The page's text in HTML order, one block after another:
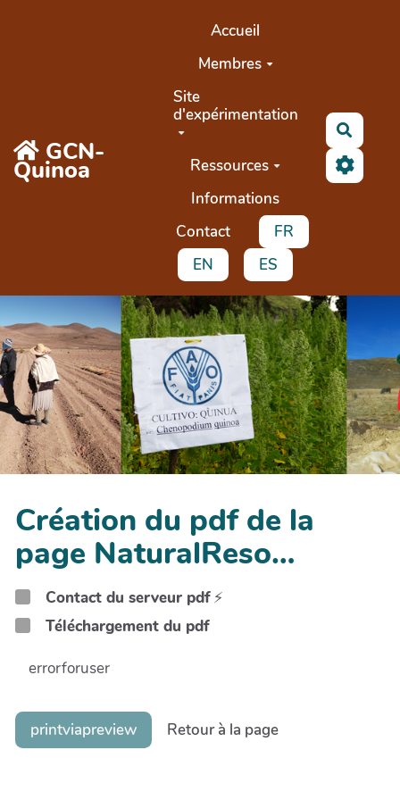
GCN-
Quinoa
Accueil
Membres
Site
d'expérimentation
Ressources
Informations
Contact
FR
EN
ES
Création du pdf de la
page NaturalReso…
Contact du serveur pdf ⚡
Téléchargement du pdf
errorforuser
printviapreview Retour à la page